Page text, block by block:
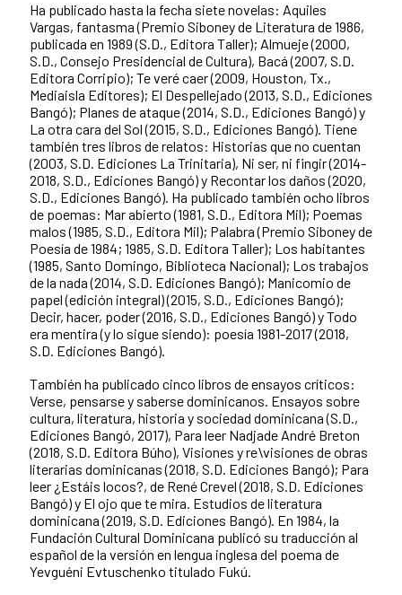
Ha publicado hasta la fecha siete novelas: Aquiles
Vargas, fantasma (Premio Siboney de Literatura de 1986,
publicada en 1989 (S.D., Editora Taller); Almueje (2000,
S.D., Consejo Presidencial de Cultura), Bacá (2007, S.D.
Editora Corripio); Te veré caer (2009, Houston, Tx.,
Mediaisla Editores); El Despellejado (2013, S.D., Ediciones
Bangó); Planes de ataque (2014, S.D., Ediciones Bangó) y
La otra cara del Sol (2015, S.D., Ediciones Bangó). Tiene
también tres libros de relatos: Historias que no cuentan
(2003, S.D. Ediciones La Trinitaria), Ni ser, ni fingir (2014-
2018, S.D., Ediciones Bangó) y Recontar los daños (2020,
S.D., Ediciones Bangó). Ha publicado también ocho libros
de poemas: Mar abierto (1981, S.D., Editora Mil); Poemas
malos (1985, S.D., Editora Mil); Palabra (Premio Siboney de
Poesía de 1984; 1985, S.D. Editora Taller); Los habitantes
(1985, Santo Domingo, Biblioteca Nacional); Los trabajos
de la nada (2014, S.D. Ediciones Bangó); Manicomio de
papel (edición integral) (2015, S.D., Ediciones Bangó);
Decir, hacer, poder (2016, S.D., Ediciones Bangó) y Todo
era mentira (y lo sigue siendo): poesía 1981-2017 (2018,
S.D. Ediciones Bangó).
También ha publicado cinco libros de ensayos críticos:
Verse, pensarse y saberse dominicanos. Ensayos sobre
cultura, literatura, historia y sociedad dominicana (S.D.,
Ediciones Bangó, 2017), Para leer Nadjade André Breton
(2018, S.D. Editora Búho), Visiones y re\visiones de obras
literarias dominicanas (2018, S.D. Ediciones Bangó); Para
leer ¿Estáis locos?, de René Crevel (2018, S.D. Ediciones
Bangó) y El ojo que te mira. Estudios de literatura
dominicana (2019, S.D. Ediciones Bangó). En 1984, la
Fundación Cultural Dominicana publicó su traducción al
español de la versión en lengua inglesa del poema de
Yevguéni Evtuschenko titulado Fukú.